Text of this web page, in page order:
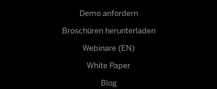
Demo anfordern
Broschüren herunterladen
Webinare (EN)
White Paper
Blog